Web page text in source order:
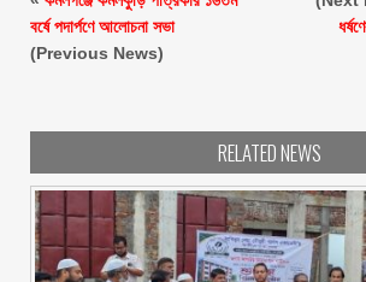
বর্ষে পদার্পণে আলোচনা সভা
(Previous News)
RELATED NEWS